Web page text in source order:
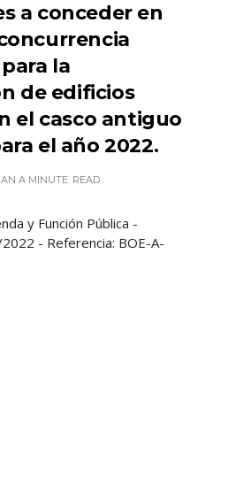
a conceder en
la
de edificios
el casco antiguo
el año 2022.
A MINUTE READ
y Función Pública -
- Referencia: BOE-A-